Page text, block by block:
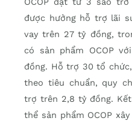
được hưởng hỗ trợ lãi
vay trên 27 tỷ đồng,
có sản phẩm OCOP
đồng. Hỗ trợ 30 tổ
theo tiêu chuẩn, quy
trợ trên 2,8 tỷ đồng.
thể sản phẩm OCOP